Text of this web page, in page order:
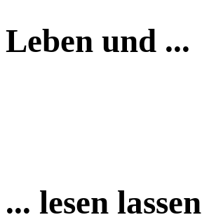
Leben und ...
... lesen lassen